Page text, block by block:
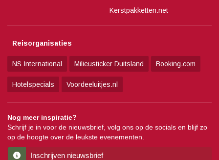
Kerstpakketten.net
Reisorganisaties
NS International Milieusticker Duitsland Booking.com
Hotelspecials Voordeeluitjes.nl
Nog meer inspiratie?
Schrijf je in voor de nieuwsbrief, volg ons op de socials en blijf zo
op de hoogte over de leukste evenementen.
Inschrijven nieuwsbrief